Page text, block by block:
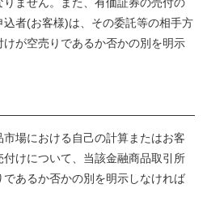
者(お客様)は、その委託等の相手方
が空売りであるか否かの別を明示
場における自己の計算またはお客
けについて、当該金融商品取引所
あるか否かの別を明示しなければ